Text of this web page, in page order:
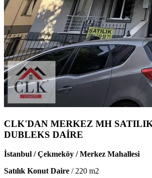
CLK'DAN MERKEZ MH
DUBLEKS DAİRE
İstanbul / Çekmeköy / Merkez Mahallesi
Satılık Konut Daire / 220 m2